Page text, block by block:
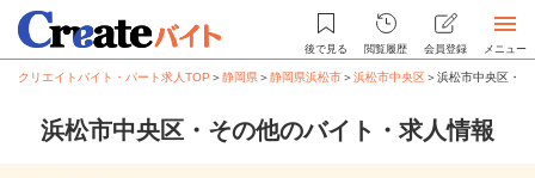
後で見る 閲覧履歴 会員登録 メニュー
クリエイトバイト・パート求人TOP ＞静岡県＞静岡県浜松市＞浜松市中央区＞浜松市中央区・
浜松市中央区・その他のバイト・求人情報